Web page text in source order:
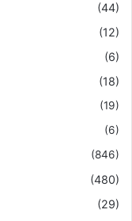
(44)
(12)
(6)
(18)
(19)
(6)
(846)
(480)
(29)